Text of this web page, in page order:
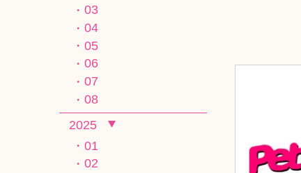
03
04
05
06
07
08
2025
01
02